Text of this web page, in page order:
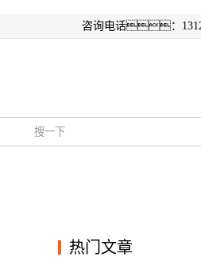
咨询电话：
热门文章